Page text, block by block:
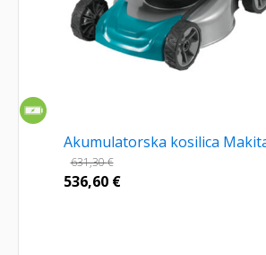
Akumulatorska kosilica
631,30€
536,60 €